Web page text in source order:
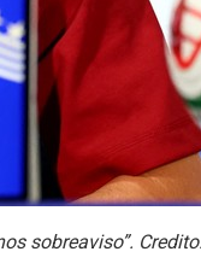
sobreaviso”.